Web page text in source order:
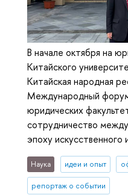
В начале октября на
Китайского
Китайская народная
Международный
юридических
сотрудничество
эпоху искусственного
Наука идеи и опыт
репортаж о событии